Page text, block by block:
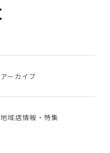
アーカイブ
地域店情報・特集